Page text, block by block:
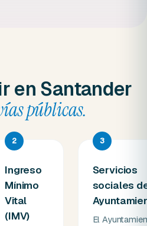
en Santander
públicas.
2
Ingreso
Mínimo
Vital
(IMV)
3
Servicios
sociales
El